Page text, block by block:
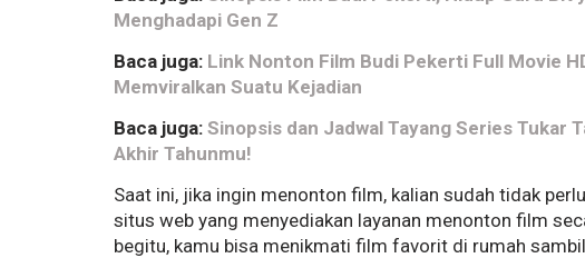
Menghadapi Gen Z
Baca juga: Link Nonton Film Budi Pekerti Full Movie
Memviralkan Suatu Kejadian
Baca juga: Sinopsis dan Jadwal Tayang Series Tukar
Akhir Tahunmu!
Saat ini, jika ingin menonton film, kalian sudah tidak
situs web yang menyediakan layanan menonton film
begitu, kamu bisa menikmati film favorit di rumah